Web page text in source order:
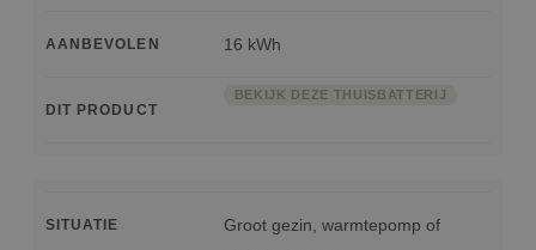
AANBEVOLEN 16 kWh
DIT PRODUCT
BEKIJK DEZE THUISBATTERIJ
SITUATIE
Groot gezin, warmtepomp of